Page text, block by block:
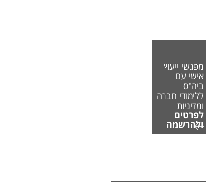
מפגשי ייעוץ
אישי עם
ביה"ס
ללימודי חברה
ומדיניות
לפרטים
ולהרשמה